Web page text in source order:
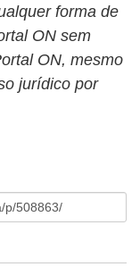
forma de
ON sem
ON, mesmo
jurídico por